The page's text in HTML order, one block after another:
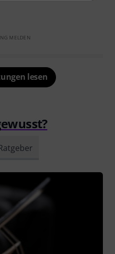
MELDEN
lesen